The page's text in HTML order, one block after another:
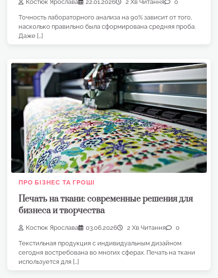
Костюк Ярослава 22.01.2026 2 Хв Читання 0
Точность лабораторного анализа на 90% зависит от того,
насколько правильно была сформирована средняя проба.
Даже […]
ПРО БІЗНЕС ТА ГРОШІ
Печать на ткани: современные решения для
бизнеса и творчества
Костюк Ярослава 03.06.2026 2 Хв Читання 0
Текстильная продукция с индивидуальным дизайном
сегодня востребована во многих сферах. Печать на ткани
используется для […]